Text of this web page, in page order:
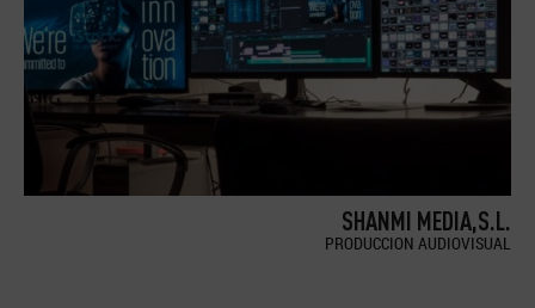
SHANMI MEDIA,S.L.
PRODUCCION AUDIOVISUAL